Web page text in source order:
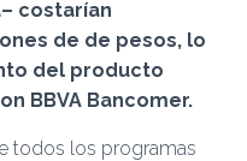
Ó
costarían
de de pesos, lo
del producto
BBVA Bancomer.
todos los programas